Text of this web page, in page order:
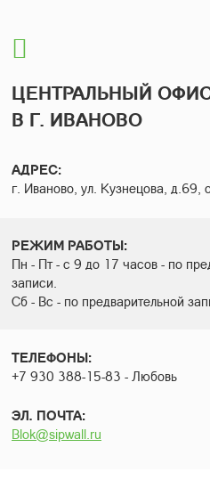
ЦЕНТРАЛЬНЫЙ ОФИС
В Г. ИВАНОВО
АДРЕС:
г. Иваново, ул. Кузнецова, д.69,
РЕЖИМ РАБОТЫ:
Пн - Пт - с 9 до 17 часов - по
записи.
Сб - Вс - по предварительной
ТЕЛЕФОНЫ:
+7 930 388-15-83 - Любовь
ЭЛ. ПОЧТА:
Blok@sipwall.ru